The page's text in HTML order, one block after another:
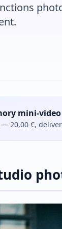
mini-video
20,00 €,